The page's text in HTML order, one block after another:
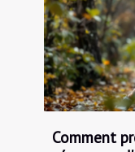
Comment